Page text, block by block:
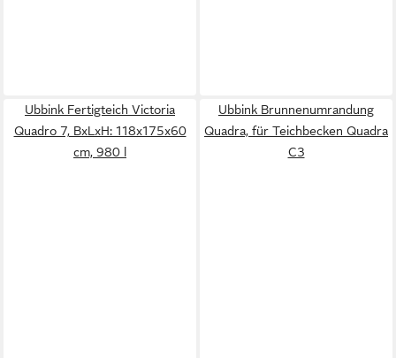
Ubbink Fertigteich Victoria
Quadro 7, BxLxH: 118x175x60
cm, 980 l
Ubbink Brunnenumrandung
Quadra, für Teichbecken Quadra
C3